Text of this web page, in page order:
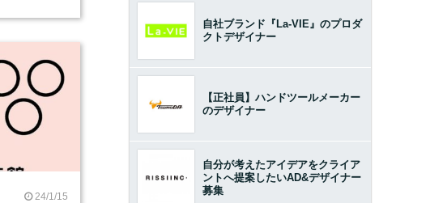
24/1/15
自社ブランド『La-VIE』のプロダ
クトデザイナー
【正社員】ハンドツールメーカー
のデザイナー
自分が考えたアイデアをクライア
ントへ提案したいAD&デザイナー
募集